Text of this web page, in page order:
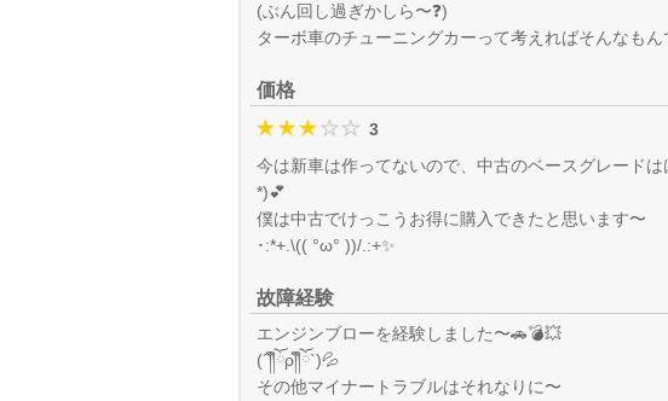
(ぶん回し過ぎかしら〜❓)
ターボ車のチューニングカーって考えればそんなも
価格
3
今は新車は作ってないので、中古のベースグレード
*)💕
僕は中古でけっこうお得に購入できたと思います〜
･:*+.\(( °ω° ))/.:+✨
故障経験
エンジンブローを経験しました〜🚗💣💥
(´༎ຶོρ༎ຶོ`)💦
その他マイナートラブルはそれなりに〜